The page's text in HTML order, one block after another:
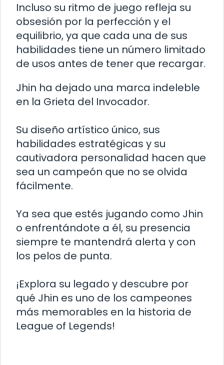
Incluso su ritmo de juego refleja su
obsesión por la perfección y el
equilibrio, ya que cada una de sus
habilidades tiene un número limitado
de usos antes de tener que recargar.
Jhin ha dejado una marca indeleble
en la Grieta del Invocador.
Su diseño artístico único, sus
habilidades estratégicas y su
cautivadora personalidad hacen que
sea un campeón que no se olvida
fácilmente.
Ya sea que estés jugando como Jhin
o enfrentándote a él, su presencia
siempre te mantendrá alerta y con
los pelos de punta.
¡Explora su legado y descubre por
qué Jhin es uno de los campeones
más memorables en la historia de
League of Legends!